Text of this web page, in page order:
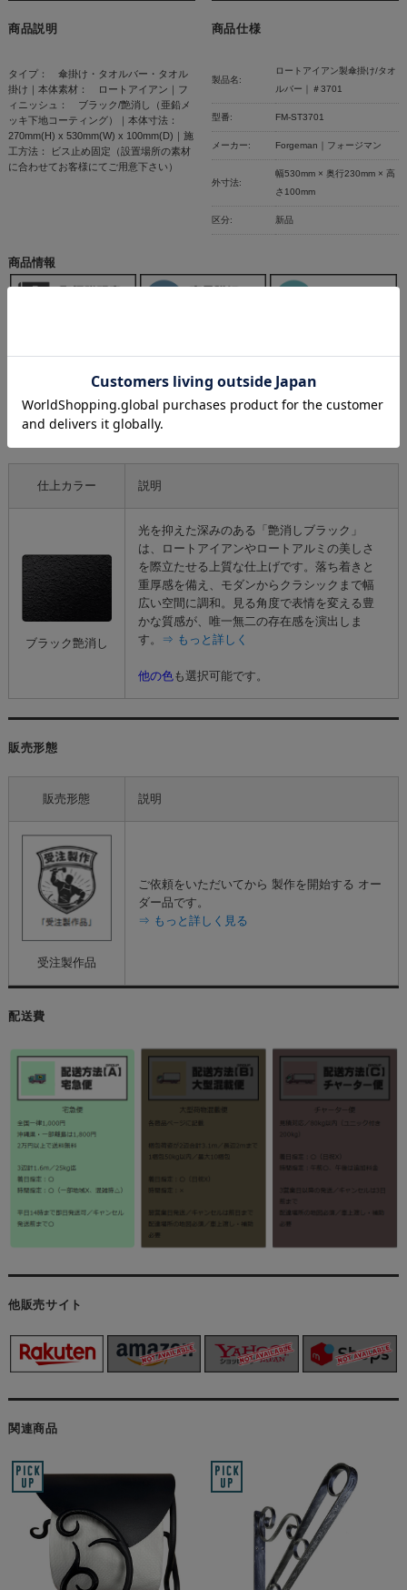
商品説明
タイプ： 傘掛け・タオルバー・タオル
掛け｜本体素材： ロートアイアン｜フ
ィニッシュ： ブラック/艶消し（亜鉛メ
ッキ下地コーティング）｜本体寸法：
270mm(H) x 530mm(W) x 100mm(D)｜施
工方法： ビス止め固定（設置場所の素材
に合わせてお客様にてご用意下さい）
商品仕様
製品名:
ロートアイアン製傘掛け/タオ
ルバー｜＃3701
型番: FM-ST3701
メーカー: Forgeman｜フォージマン
外寸法:
幅530mm × 奥行230mm × 高
さ100mm
区分: 新品
商品情報
仕上カラー 説明
ブラック艶消し
光を抑えた深みのある「艶消しブラック」
は、ロートアイアンやロートアルミの美しさ
を際立たせる上質な仕上げです。落ち着きと
重厚感を備え、モダンからクラシックまで幅
広い空間に調和。見る角度で表情を変える豊
かな質感が、唯一無二の存在感を演出しま
す。
⇒ もっと詳しく
他の色も選択可能です。
販売形態
販売形態 説明
受注製作品
ご依頼をいただいてから 製作を開始する オー
ダー品です。
⇒ もっと詳しく見る
配送費
他販売サイト
関連商品